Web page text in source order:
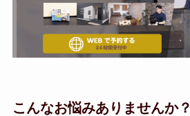
こんなお悩みありませんか？